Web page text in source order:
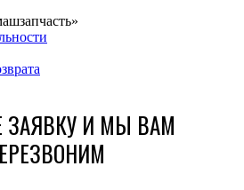
ЗАЯВКУ И МЫ ВАМ